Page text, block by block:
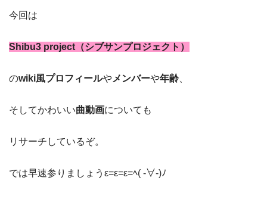
今回は
Shibu3 project（シブサンプロジェクト）
のwiki風プロフィールやメンバーや年齢
そしてかわいい曲動画についても
リサーチしているぞ。
では早速参りましょうε=ε=ε=ﾍ( -∀-)ﾉ